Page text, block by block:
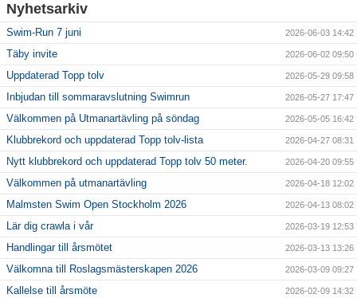
Nyhetsarkiv
Swim-Run 7 juni 2026-06-03 14:42
Täby invite 2026-06-02 09:50
Uppdaterad Topp tolv 2026-05-29 09:58
Inbjudan till sommaravslutning Swimrun 2026-05-27 17:47
Välkommen på Utmanartävling på söndag 2026-05-05 16:42
Klubbrekord och uppdaterad Topp tolv-lista 2026-04-27 08:31
Nytt klubbrekord och uppdaterad Topp tolv 50 meter. 2026-04-20 09:55
Välkommen på utmanartävling 2026-04-18 12:02
Malmsten Swim Open Stockholm 2026 2026-04-13 08:02
Lär dig crawla i vår 2026-03-19 12:53
Handlingar till årsmötet 2026-03-13 13:26
Välkomna till Roslagsmästerskapen 2026 2026-03-09 09:27
Kallelse till årsmöte 2026-02-09 14:32